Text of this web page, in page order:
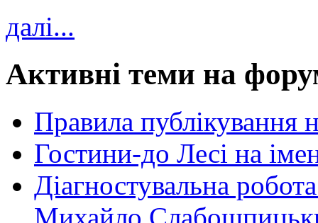
далі...
Активні теми на
Правила публікування
Гостини-до Лесі на
Діагностувальна